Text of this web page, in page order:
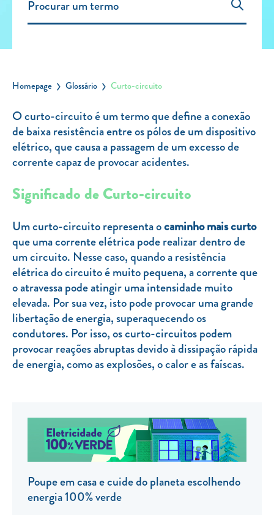
Carregar Fora de Casa
Leituras
Sobre nós
Contactos
FAQ
Blog
Mais informações
SERVIÇOS
ROTULAGEM
JUNTE-SE A NÓS
TARIFA SOCIAL
APP MOBILE
CONTADORES ELÉTRICOS
FATURAS
FRAUDE E SEGURANÇA
Preços de referência
Documentos úteis
Política de privacidade
Homepage Glossário Curto-circuito
O curto-circuito é um termo que define a conexão
de baixa resistência entre os pólos de um dispositivo
elétrico, que causa a passagem de um excesso de
corrente capaz de provocar acidentes.
Significado de Curto-circuito
Um curto-circuito representa ocaminho mais curto
que uma corrente elétrica pode realizar dentro de
um circuito. Nesse caso, quando a resistência
elétrica do circuito é muito pequena, a corrente que
o atravessa pode atingir uma intensidade muito
elevada. Por sua vez, isto pode provocar uma grande
libertação de energia, superaquecendo os
condutores. Por isso, os curto-circuitos podem
provocar reações abruptas devido à dissipação rápida
de energia, como as explosões, o calor e as faíscas.
Poupe em casa e cuide do planeta escolhendo
energia 100% verde